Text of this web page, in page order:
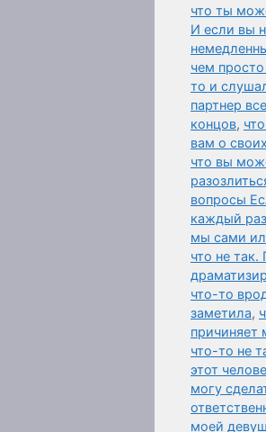
что ты
И если вы
чем
то и
партнер
концов,
вам о
что вы
вопросы
каждый раз
мы сами
что не
что-то
заметила,
причиняет
что-то не
этот
могу
моей